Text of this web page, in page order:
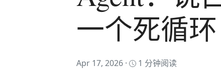
一个死循环
Apr 17, 2026 · 1 分钟阅读